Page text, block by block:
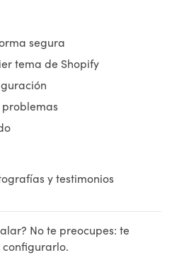
segura
tema de Shopify
y testimonios
No te preocupes: te